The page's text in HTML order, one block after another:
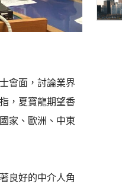
會面，討論業界
，夏寶龍期望香
家、歐洲、中東
良好的中介人角